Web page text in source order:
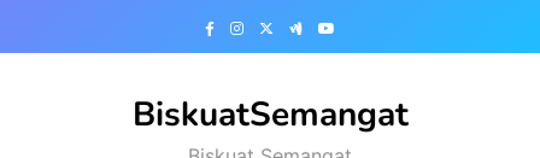
BiskuatSemangat